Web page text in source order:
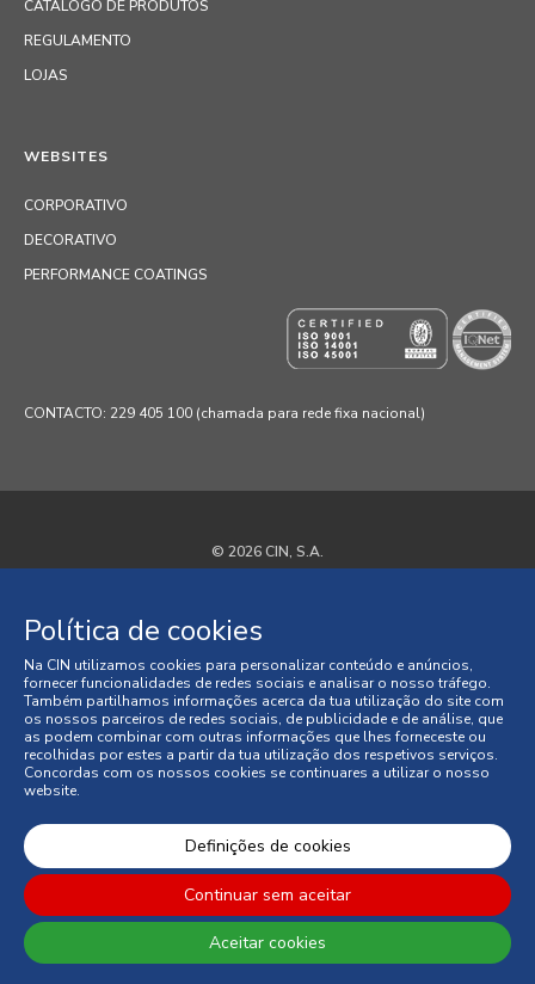
CATÁLOGO DE PRODUTOS
REGULAMENTO
LOJAS
WEBSITES
CORPORATIVO
DECORATIVO
PERFORMANCE COATINGS
CONTACTO: 229 405 100 (chamada para rede fixa nacional)
© 2026 CIN, S.A.
Política de Privacidade
Política de Cookies
Faqs
Litígios de Consumo
Condições Gerais de Venda
Política de cookies
Na CIN utilizamos cookies para personalizar conteúdo e anúncios,
fornecer funcionalidades de redes sociais e analisar o nosso tráfego.
Também partilhamos informações acerca da tua utilização do site com
os nossos parceiros de redes sociais, de publicidade e de análise, que
as podem combinar com outras informações que lhes forneceste ou
recolhidas por estes a partir da tua utilização dos respetivos serviços.
Concordas com os nossos cookies se continuares a utilizar o nosso
website.
Definições de cookies
Continuar sem aceitar
Aceitar cookies